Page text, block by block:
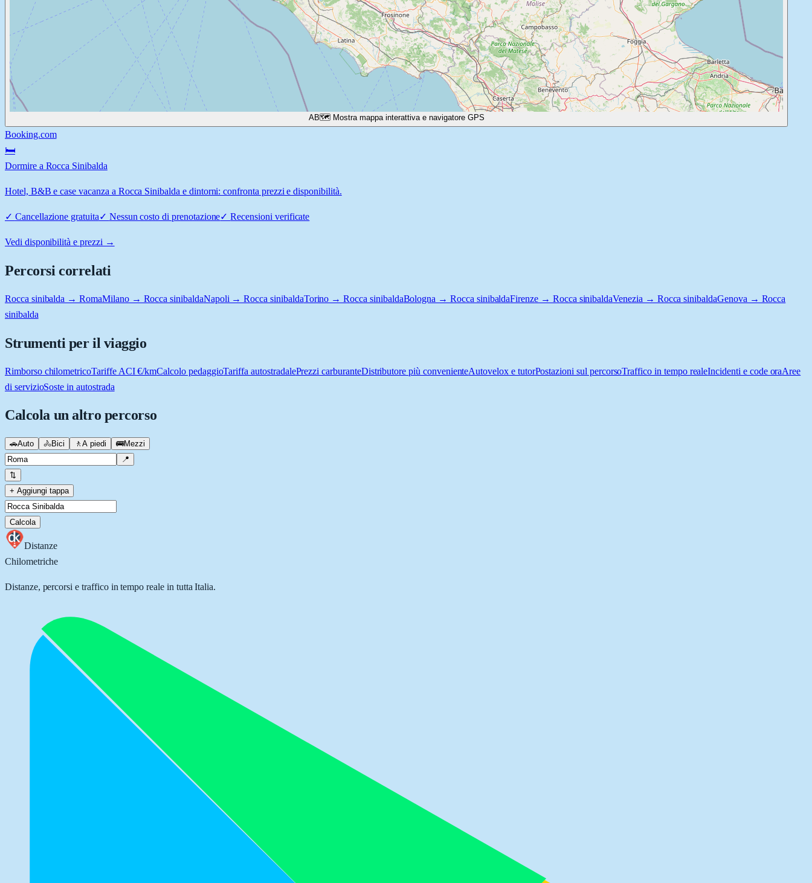
AB🗺️ Mostra mappa interattiva e navigatore GPS
Booking.com
🛏️
Dormire a Rocca Sinibalda
Hotel, B&B e case vacanza a Rocca Sinibalda e dintorni: confronta prezzi e disponibilità.
✓ Cancellazione gratuita✓ Nessun costo di prenotazione✓Recensioni verificate
Vedi disponibilità e prezzi →
Percorsi correlati
Rocca sinibalda → RomaMilano → Rocca sinibaldaNapoli → Rocca sinibaldaTorino → Rocca sinibaldaBologna → Rocca sinibaldaFirenze → Rocca sinibaldaVenezia → Rocca sinibaldaGenova → Rocca
sinibalda
Strumenti per il viaggio
Rimborso chilometricoTariffe ACI €/kmCalcolo pedaggioTariffa autostradalePrezzi carburanteDistributore più convenienteAutovelox e tutorPostazioni sul percorsoTraffico in tempo realeIncidenti e code oraAree
di servizioSoste in autostrada
Calcola un altro percorso
🚗Auto 🚴Bici 🚶 A piedi 🚌Mezzi
📍
⇅
+ Aggiungi tappa
Calcola
Distanze
Chilometriche
Distanze, percorsi e traffico in tempo reale in tutta Italia.